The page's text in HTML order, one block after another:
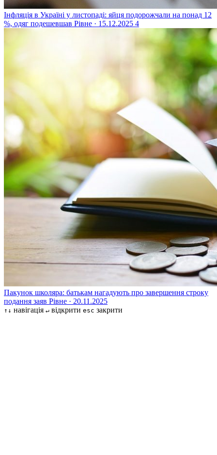
Інфляція в Україні у листопаді: яйця подорожчали на понад 12
%, одяг подешевшав Рівне · 15.12.2025 4
Пакунок школяра: батькам нагадують про завершення строку
подання заяв Рівне · 20.11.2025
↑↓ навігація ↵ відкрити esc закрити